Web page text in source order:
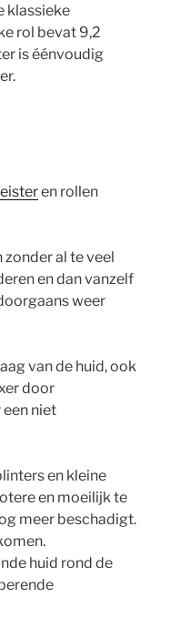
klassieke
rol bevat 9,2
is éénvoudig
en rollen
al te veel
en dan vanzelf
weer
van de huid, ook
door
niet
en kleine
en moeilijk te
meer beschadigt.
huid rond de